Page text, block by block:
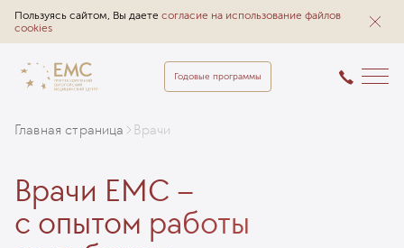
Пользуясь сайтом, Вы даете согласие на использование файлов
cookies
Годовые программы
Главная страница Врачи
Врачи EMC –
с опытом работы